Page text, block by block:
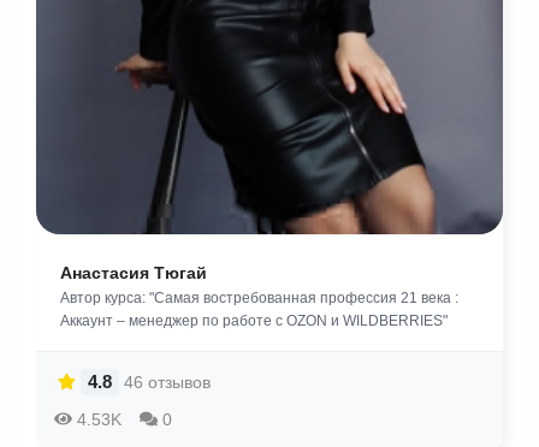
Анастасия Тюгай
Автор курса: "Самая востребованная профессия 21 века :
Аккаунт – менеджер по работе с OZON и WILDBERRIES"
4.53K 0
4.8 46 отзывов